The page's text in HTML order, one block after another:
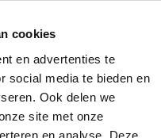
cookies
en advertenties te
social media te bieden en
Ook delen we
site met onze
en analyse. Deze
kleine spelletjes of
moeten